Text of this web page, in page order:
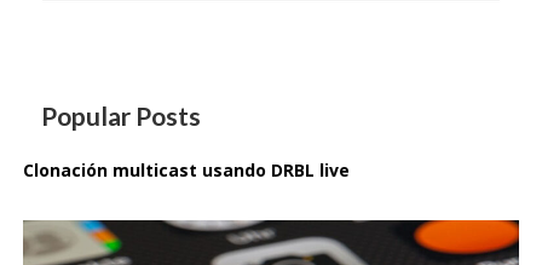
Popular Posts
Clonación multicast usando DRBL live